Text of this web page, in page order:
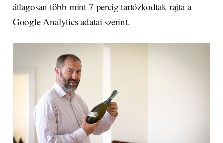
átlagosan több mint 7 percig tartózkodtak rajta a
Google Analytics adatai szerint.